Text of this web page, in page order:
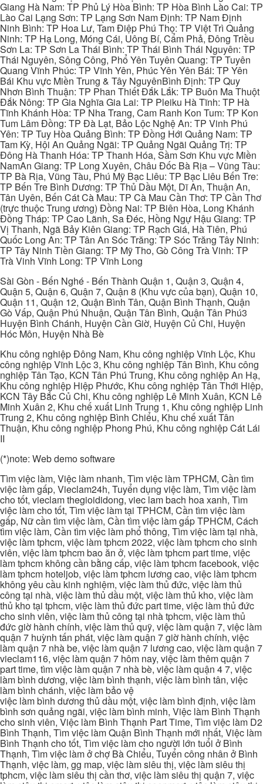
Giang Hà Nam: TP Phủ Lý Hòa Bình: TP Hòa Bình Lào Cai: TP
Lào Cai Lạng Sơn: TP Lạng Sơn Nam Định: TP Nam Định
Ninh Bình: TP Hoa Lư, Tam Điệp Phú Thọ: TP Việt Trì Quảng
Ninh: TP Hạ Long, Móng Cái, Uông Bí, Cẩm Phả, Đông Triều
Sơn La: TP Sơn La Thái Bình: TP Thái Bình Thái Nguyên: TP
Thái Nguyên, Sông Công, Phổ Yên Tuyên Quang: TP Tuyên
Quang Vĩnh Phúc: TP Vĩnh Yên, Phúc Yên Yên Bái: TP Yên
Bái Khu vực Miền Trung & Tây NguyênBình Định: TP Quy
Nhơn Bình Thuận: TP Phan Thiết Đắk Lắk: TP Buôn Ma Thuột
Đắk Nông: TP Gia Nghĩa Gia Lai: TP Pleiku Hà Tĩnh: TP Hà
Tĩnh Khánh Hòa: TP Nha Trang, Cam Ranh Kon Tum: TP Kon
Tum Lâm Đồng: TP Đà Lạt, Bảo Lộc Nghệ An: TP Vinh Phú
Yên: TP Tuy Hòa Quảng Bình: TP Đồng Hới Quảng Nam: TP
Tam Kỳ, Hội An Quảng Ngãi: TP Quảng Ngãi Quảng Trị: TP
Đông Hà Thanh Hóa: TP Thanh Hóa, Sầm Sơn Khu vực Miền
NamAn Giang: TP Long Xuyên, Châu Đốc Bà Rịa – Vũng Tàu:
TP Bà Rịa, Vũng Tàu, Phú Mỹ Bạc Liêu: TP Bạc Liêu Bến Tre:
TP Bến Tre Bình Dương: TP Thủ Dầu Một, Dĩ An, Thuận An,
Tân Uyên, Bến Cát Cà Mau: TP Cà Mau Cần Thơ: TP Cần Thơ
(trực thuộc Trung ương) Đồng Nai: TP Biên Hòa, Long Khánh
Đồng Tháp: TP Cao Lãnh, Sa Đéc, Hồng Ngự Hậu Giang: TP
Vị Thanh, Ngã Bảy Kiên Giang: TP Rạch Giá, Hà Tiên, Phú
Quốc Long An: TP Tân An Sóc Trăng: TP Sóc Trăng Tây Ninh:
TP Tây Ninh Tiền Giang: TP Mỹ Tho, Gò Công Trà Vinh: TP
Trà Vinh Vĩnh Long: TP Vĩnh Long
Sài Gòn - Bến Nghé - Bến Thành Quận 1, Quận 3, Quận 4,
Quận 5, Quận 6, Quận 7, Quận 8 (Khu vực của bạn), Quận 10,
Quận 11, Quận 12, Quận Bình Tân, Quận Bình Thạnh, Quận
Gò Vấp, Quận Phú Nhuận, Quận Tân Bình, Quận Tân Phú3
Huyện Bình Chánh, Huyện Cần Giờ, Huyện Củ Chi, Huyện
Hóc Môn, Huyện Nhà Bè
Khu công nghiệp Đông Nam, Khu công nghiệp Vĩnh Lộc, Khu
công nghiệp Vĩnh Lộc 3, Khu công nghiệp Tân Bình, Khu công
nghiệp Tân Tạo, KCN Tân Phú Trung, Khu công nghiệp An Hạ,
Khu công nghiệp Hiệp Phước, Khu công nghiệp Tân Thới Hiệp,
KCN Tây Bắc Củ Chi, Khu công nghiệp Lê Minh Xuân, KCN Lê
Minh Xuân 2, Khu chế xuất Linh Trung 1, Khu công nghiệp Linh
Trung 2, Khu công nghiệp Bình Chiểu, Khu chế xuất Tân
Thuận, Khu công nghiệp Phong Phú, Khu công nghiệp Cát Lái
II
(*)note: Web demo software
Tìm việc làm, Việc làm nhanh, Tìm việc làm TPHCM, Cần tìm
việc làm gấp, Vieclam24h, Tuyển dụng việc làm, Tìm việc làm
cho tốt, vieclam thegioididong, viec lam bach hoa xanh, Tìm
việc làm cho tốt, Tìm việc làm tại TPHCM, Cần tìm việc làm
gấp, Nữ cần tìm việc làm, Cần tìm việc làm gấp TPHCM, Cách
tìm việc làm, Cần tìm việc làm phổ thông, Tìm việc làm tại nhà,
việc làm tphcm, việc làm tphcm 2022, việc làm tphcm cho sinh
viên, việc làm tphcm bao ăn ở, việc làm tphcm part time, việc
làm tphcm không cần bằng cấp, việc làm tphcm facebook, việc
làm tphcm hoteljob, việc làm tphcm lương cao, việc làm tphcm
không yêu cầu kinh nghiệm, việc làm thủ đức, việc làm thủ
công tại nhà, việc làm thủ dầu một, việc làm thủ kho, việc làm
thủ kho tại tphcm, việc làm thủ đức part time, việc làm thủ đức
cho sinh viên, việc làm thủ công tại nhà tphcm, việc làm thủ
đức giờ hành chính, việc làm thủ quỹ, việc làm quận 7, việc làm
quận 7 huỳnh tấn phát, việc làm quận 7 giờ hành chính, việc
làm quận 7 nhà be, việc làm quận 7 lương cao, việc làm quận 7
vieclam116, việc làm quận 7 hôm nay, việc làm thêm quận 7
part time, tìm việc làm quận 7 nhà bè, việc làm quận 4 7, việc
làm bình dương, việc làm bình thạnh, việc làm bình tân, việc
làm bình chánh, việc làm bảo vệ
việc làm bình dương thủ dầu một, việc làm bình định, việc làm
bình sơn quảng ngãi, việc làm bình minh, Việc làm Bình Thạnh
cho sinh viên, Việc làm Bình Thạnh Part Time, Tìm việc làm D2
Bình Thạnh, Tìm việc làm Quận Bình Thạnh mới nhất, Việc làm
Bình Thạnh cho tốt, Tìm việc làm cho người lớn tuổi ở Bình
Thạnh, Tìm việc làm ở chợ Bà Chiểu, Tuyển công nhân ở Bình
Thạnh, việc làm, gg map, việc làm siêu thị, việc làm siêu thị
tphcm, việc làm siêu thị cần thơ, việc làm siêu thị quận 7, việc